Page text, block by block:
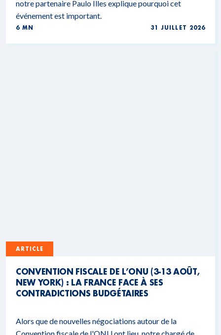
notre partenaire Paulo Illes explique pourquoi cet
événement est important.
6 MN 31 JUILLET 2026
ARTICLE
CONVENTION FISCALE DE L’ONU (3-13 AOÛT,
NEW YORK) : LA FRANCE FACE À SES
CONTRADICTIONS BUDGÉTAIRES
Alors que de nouvelles négociations autour de la